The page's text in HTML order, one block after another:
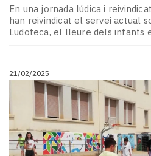
En una jornada lúdica i
han reivindicat el servei actual
Ludoteca, el lleure dels infants
21/02/2025